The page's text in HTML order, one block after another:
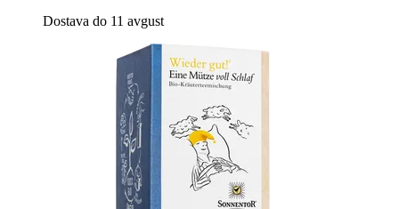
Dostava do 11 avgust